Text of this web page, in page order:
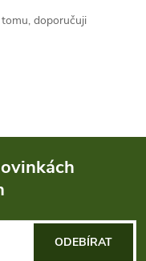
tomu, doporučuji
ODEBÍRAT